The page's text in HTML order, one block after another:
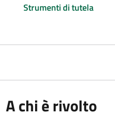
Strumenti di tutela
A chi è rivolto